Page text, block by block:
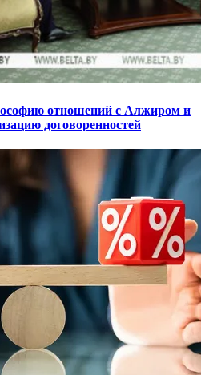
отношений с Алжиром и
договоренностей